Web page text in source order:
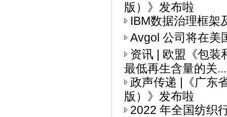
版）》发布啦
IBM数据治理框架
Avgol 公司将在美
资讯 | 欧盟《包装
最低再生含量的关...
政声传递 |《广东
版）》发布啦
2022 年全国纺织